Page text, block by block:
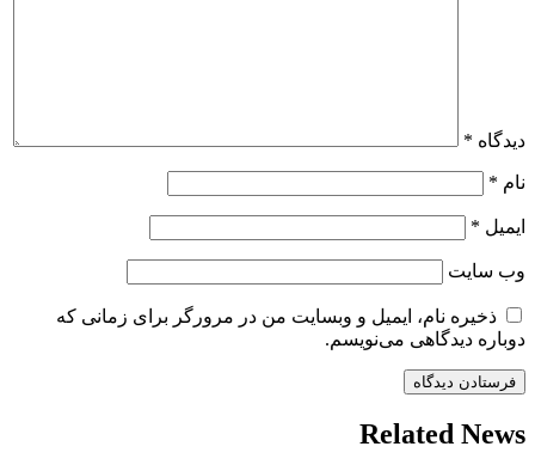
دیدگاه *
نام *
ایمیل *
وب‌ سایت
ذخیره نام، ایمیل و وبسایت من در مرورگر برای زمانی که
دوباره دیدگاهی می‌نویسم.
Related News